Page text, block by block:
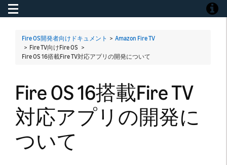
Toggle navigation
Fire OS開発者向けドキュメント > Amazon Fire TV
> Fire TV向けFire OS >
Fire OS 16搭載Fire TV対応アプリの開発について
Fire OS 16搭載Fire TV
対応アプリの開発に
ついて